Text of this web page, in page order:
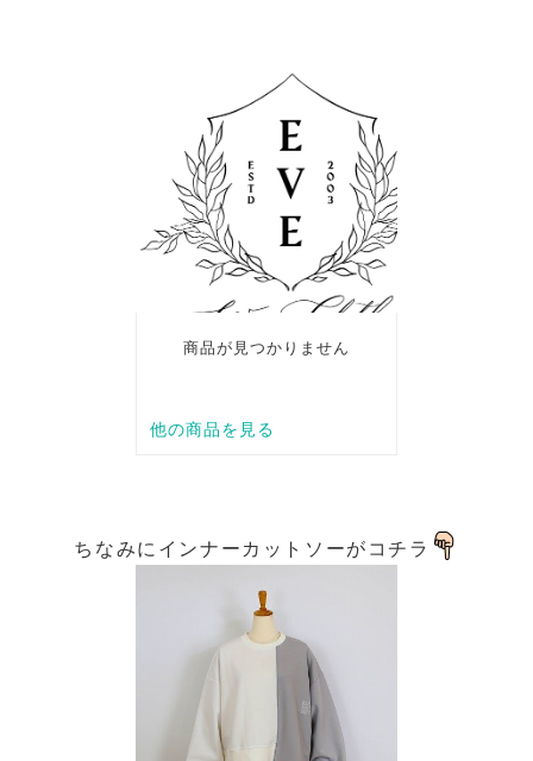
ちなみにインナーカットソーがコチラ